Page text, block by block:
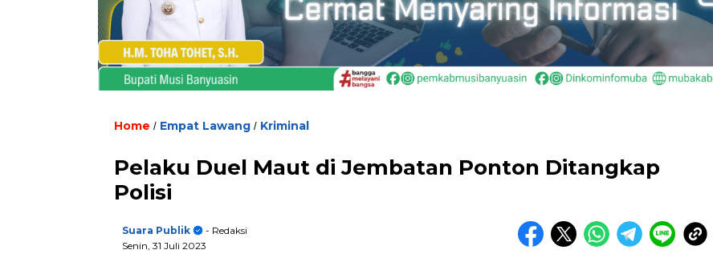
Home / Empat Lawang / Kriminal
Pelaku Duel Maut di Jembatan Ponton Ditangkap
Polisi
Suara Publik
- Redaksi
Senin, 31 Juli 2023